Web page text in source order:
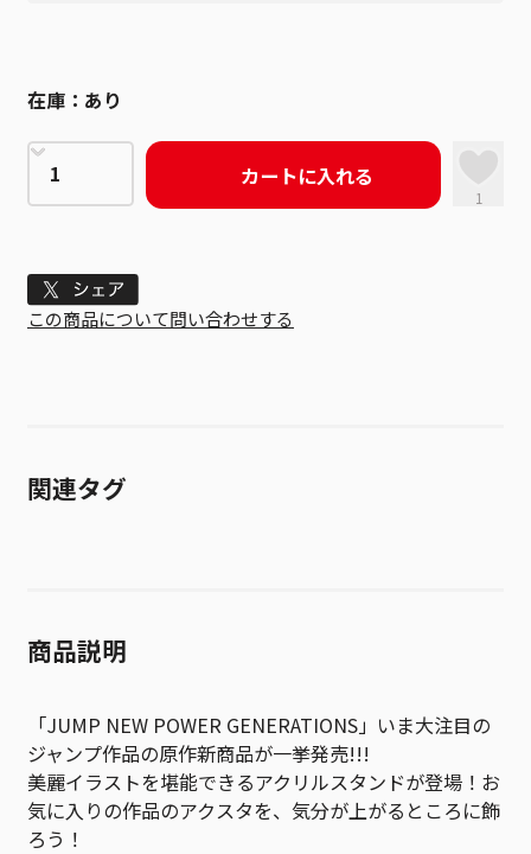
在庫： あり
カートに入れる
1
Tweet
この商品について問い合わせする
関連タグ
商品説明
「JUMP NEW POWER GENERATIONS」いま大注目の
ジャンプ作品の原作新商品が一挙発売!!!
美麗イラストを堪能できるアクリルスタンドが登場！お
気に入りの作品のアクスタを、気分が上がるところに飾
ろう！